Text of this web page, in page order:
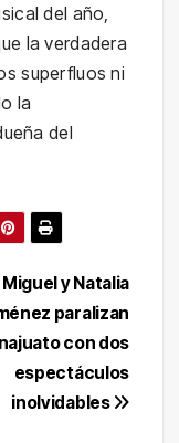
del año,
la verdadera
superfluos ni
la
del
y Natalia
paralizan
con dos
espectáculos
inolvidables